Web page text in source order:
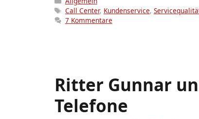
Schlagwörter
Call Center, Kundenservice,
7 Kommentare
Ritter Gunnar
Telefone